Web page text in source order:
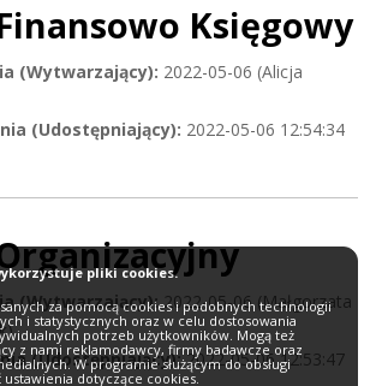
Księgowy
(Wytwarzający): 2022-05-06 (Alicja
(Udostępniający): 2022-05-06 12:54:34
(Wytwarzający):2022-05-06 (Małgorzata
(Udostępniający):2022-05-06 12:53:47
pliki cookies.
za pomocą cookies i podobnych technologii
i statystycznych oraz w celu dostosowania
potrzeb użytkowników. Mogą też
z nami reklamodawcy, firmy badawcze oraz
W programie służącym do obsługi
dotyczące cookies.